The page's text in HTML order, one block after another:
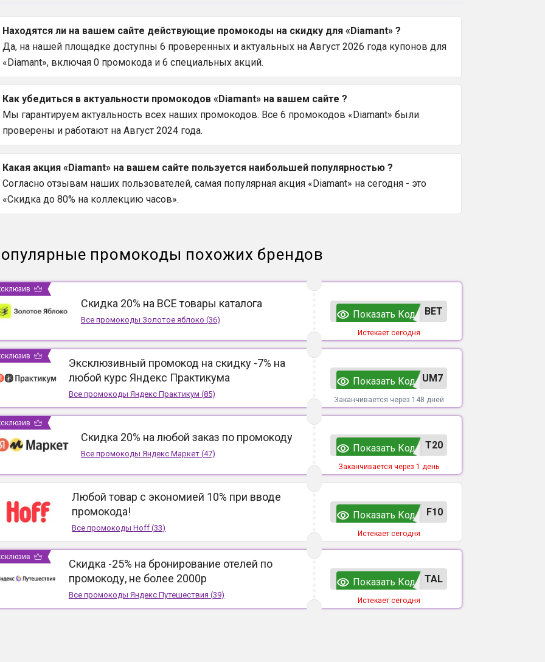
Находятся ли на вашем сайте действующие промокоды на скидку для «Diamant» ?
Да, на нашей площадке доступны 6 проверенных и актуальных на Август 2026 года купонов для
«Diamant», включая 0 промокода и 6 специальных акций.
Как убедиться в актуальности промокодов «Diamant» на вашем сайте ?
Мы гарантируем актуальность всех наших промокодов. Все 6 промокодов «Diamant» были
проверены и работают на Август 2024 года.
Какая акция «Diamant» на вашем сайте пользуется наибольшей популярностью ?
Согласно отзывам наших пользователей, самая популярная акция «Diamant» на сегодня - это
«Скидка до 80% на коллекцию часов».
промокоды похожих брендов
Скидка 20% на ВСЕ товары каталога
Все промокоды Золотое яблоко (36)
ВЕТ
Показать Код
Истекает сегодня
Эксклюзивный промокод на скидку -7% на
любой курс Яндекс Практикума
Все промокоды Яндекс Практикум (85)
UM7
Показать Код
Заканчивается через 148 дней
Скидка 20% на любой заказ по промокоду
Все промокоды Яндекс.Маркет(47)
T20
Показать Код
Заканчивается через 1 день
Любой товар с экономией 10% при вводе
промокода!
Все промокодыHoff (33)
F10
Показать Код
Истекает сегодня
Скидка -25% на бронирование отелей по
промокоду, не более 2000р
Все промокоды Яндекс.Путешествия (39)
TAL
Показать Код
Истекает сегодня